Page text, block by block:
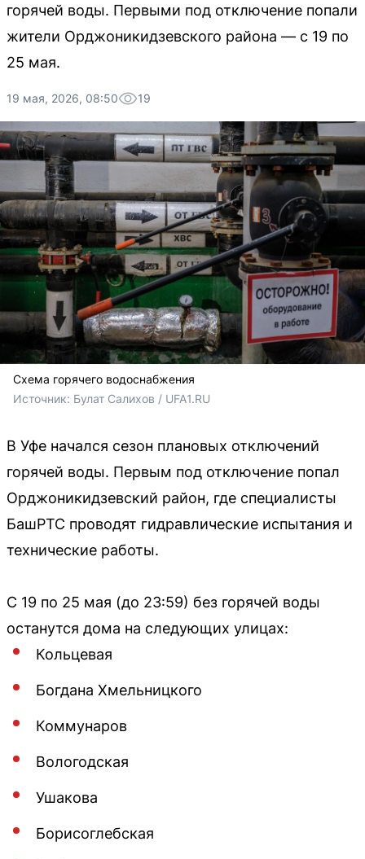
горячей воды. Первыми под отключение попали
жители Орджоникидзевского района — с 19 по
25 мая.
19 мая, 2026, 08:50 19
Схема горячего водоснабжения
Источник: Булат Салихов / UFA1.RU
В Уфе начался сезон плановых отключений
горячей воды. Первым под отключение попал
Орджоникидзевский район, где специалисты
БашРТС проводят гидравлические испытания и
технические работы.
С 19 по 25 мая (до 23:59) без горячей воды
останутся дома на следующих улицах:
Кольцевая
Богдана Хмельницкого
Коммунаров
Вологодская
Ушакова
Борисоглебская